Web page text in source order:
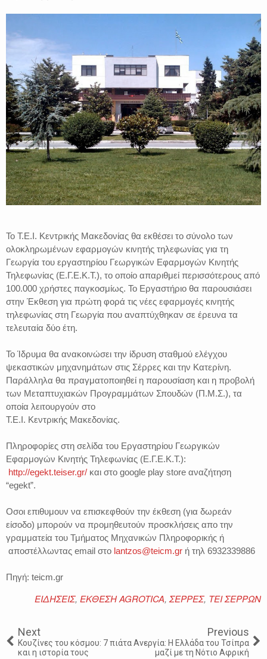
Το Τ.Ε.Ι. Κεντρικής Μακεδονίας θα εκθέσει το σύνολο των
ολοκληρωμένων εφαρμογών κινητής τηλεφωνίας για τη
Γεωργία του εργαστηρίου Γεωργικών Εφαρμογών Κινητής
Τηλεφωνίας (Ε.Γ.Ε.Κ.Τ.), το οποίο απαριθμεί περισσότερους από
100.000 χρήστες παγκοσμίως. Το Εργαστήριο θα παρουσιάσει
στην Έκθεση για πρώτη φορά τις νέες εφαρμογές κινητής
τηλεφωνίας στη Γεωργία που αναπτύχθηκαν σε έρευνα τα
τελευταία δύο έτη.
Το Ίδρυμα θα ανακοινώσει την ίδρυση σταθμού ελέγχου
ψεκαστικών μηχανημάτων στις Σέρρες και την Κατερίνη.
Παράλληλα θα πραγματοποιηθεί η παρουσίαση και η προβολή
των Μεταπτυχιακών Προγραμμάτων Σπουδών (Π.Μ.Σ.), τα
οποία λειτουργούν στο
Τ.Ε.Ι. Κεντρικής Μακεδονίας.
Πληροφορίες στη σελίδα του Εργαστηρίου Γεωργικών
Εφαρμογών Κινητής Τηλεφωνίας (Ε.Γ.Ε.Κ.Τ.):
http://egekt.teiser.gr/ και στο google play store αναζήτηση
“egekt”.
Οσοι επιθυμουν να επισκεφθούν την έκθεση (για δωρεάν
είσοδο) μπορούν να προμηθευτούν προσκλήσεις απο την
γραμματεία του Τμήματος Μηχανικών Πληροφορικής ή
αποστέλλωντας email στο lantzos@teicm.gr ή τηλ 6932339886
Πηγή: teicm.gr
ΕΙΔΗΣΕΙΣ, ΕΚΘΕΣΗ AGROTICA, ΣΕΡΡΕΣ, ΤΕΙ ΣΕΡΡΩΝ
Next
Κουζίνες του κόσμου: 7 πιάτα
και η ιστορία τους
Previous
Ανεργία: Η Ελλάδα του Τσίπρα
μαζί με τη Νότιο Αφρική